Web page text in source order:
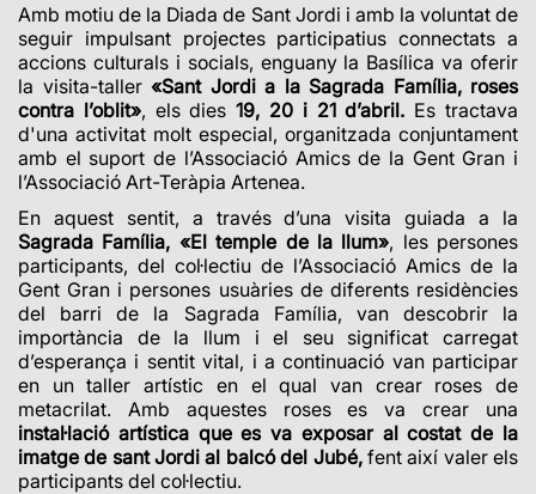
Amb motiu de la Diada de Sant Jordi i amb la voluntat de
seguir impulsant projectes participatius connectats a
accions culturals i socials, enguany la Basílica va oferir
la visita-taller «Sant Jordi a la Sagrada Família, roses
contra l’oblit», els dies19, 20 i 21 d’abril. Es tractava
d'una activitat molt especial, organitzada conjuntament
amb el suport de l’Associació Amics de la Gent Gran i
l’Associació Art-Teràpia Artenea.
En aquest sentit, a través d’una visita guiada a la
Sagrada Família, «El temple de la llum», les persones
participants, del col·lectiu de l’Associació Amics de la
Gent Gran i persones usuàries de diferents residències
del barri de la Sagrada Família, van descobrir la
importància de la llum i el seu significat carregat
d’esperança i sentit vital, i a continuació van participar
en un taller artístic en el qual van crear roses de
metacrilat. Amb aquestes roses es va crear una
instal·lació artística que es va exposar al costat de la
imatge de sant Jordi al balcó del Jubé,fent així valer els
participants del col·lectiu.